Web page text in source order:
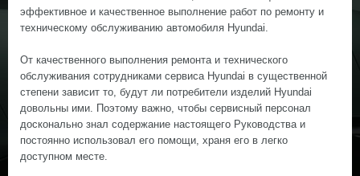
эффективное и качественное выполнение работ по ремонту и
техническому обслуживанию автомобиля Hyundai.
От качественного выполнения ремонта и технического
обслуживания сотрудниками сервиса Hyundai в существенной
степени зависит то, будут ли потребители изделий Hyundai
довольны ими. Поэтому важно, чтобы сервисный персонал
досконально знал содержание настоящего Руководства и
постоянно использовал его помощи, храня его в легко
доступном месте.